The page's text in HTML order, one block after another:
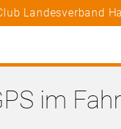
Landesverband
im